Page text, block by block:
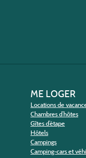
ME LOGER
Locations de
Chambres d’hôtes
Gîtes d’étape
Hôtels
Campings
Camping-cars et